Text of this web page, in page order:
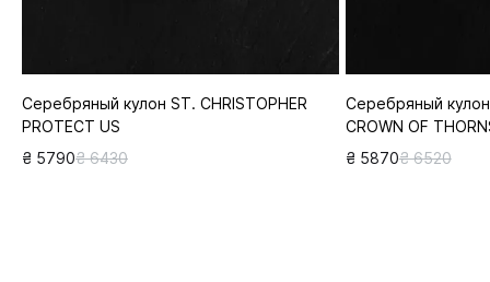
Серебряный кулон ST. CHRISTOPHER
PROTECT US
₴ 5790₴ 6430
Серебряный кулон
CROWN OF
₴ 5870₴ 6520